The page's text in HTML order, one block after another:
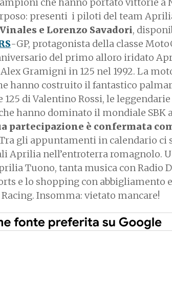
presenti i piloti del team
e Lorenzo Savadori,
-GP, protagonista della classe
del primo alloro iridato
Gramigni in 125 nel 1992. La
hanno costruito il fantastico
di Valentino Rossi, le
hanno dominato il mondiale SBK
partecipazione è confermata
gli appuntamenti in calendario ci
Aprilia nell’entroterra romagnolo.
Tuono, tanta musica con Radio
e lo shopping con abbigliamento e
Insomma: vietato mancare!